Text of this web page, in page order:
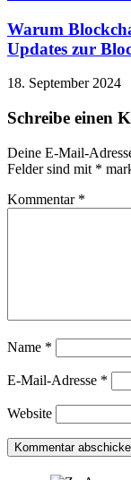
Warum
Updates zur
18. September 2024
Schreibe einen
Deine E-Mail-
Felder sind mit *
Kommentar *
Name *
E-Mail-Adresse *
Website